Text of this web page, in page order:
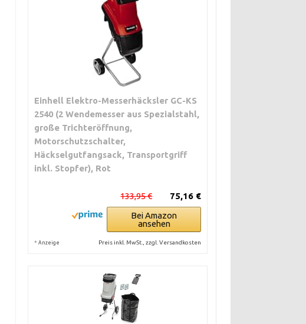
Einhell Elektro-Messerhäcksler GC-KS
2540 (2 Wendemesser aus Spezialstahl,
große Trichteröffnung,
Motorschutzschalter,
Häckselgutfangsack, Transportgriff
inkl. Stopfer), Rot
75,16 €
133,95 €
Bei Amazon
ansehen
* Anzeige Preis inkl. MwSt., zzgl. Versandkosten